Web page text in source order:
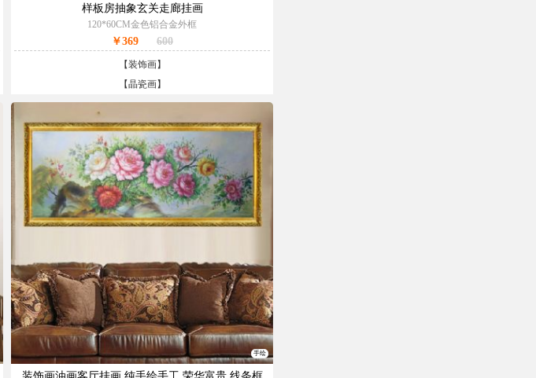
样板房抽象玄关走廊挂画
120*60CM金色铝合金外框
￥369 600
【装饰画】
【晶瓷画】
手绘